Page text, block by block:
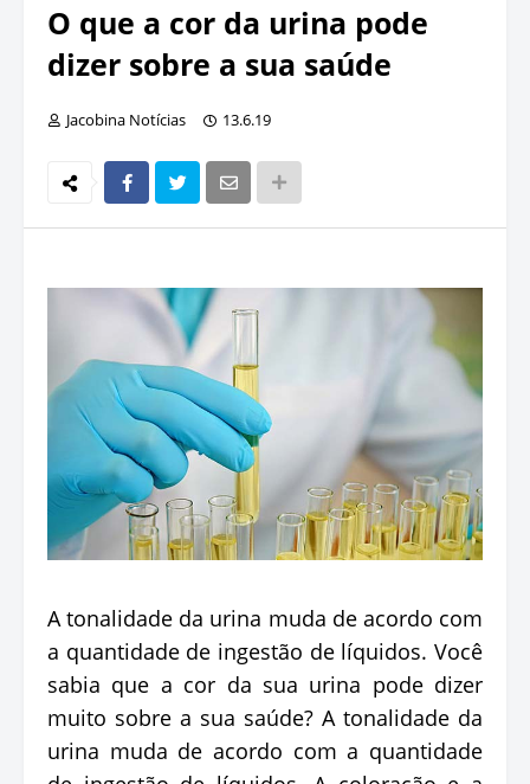
O que a cor da urina pode
dizer sobre a sua saúde
Jacobina Notícias 13.6.19
A tonalidade da urina muda de acordo com
a quantidade de ingestão de líquidos. Você
sabia que a cor da sua urina pode dizer
muito sobre a sua saúde? A tonalidade da
urina muda de acordo com a quantidade